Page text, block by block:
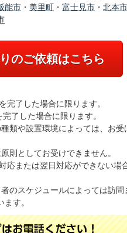
能市 ・ 美里町 ・ 富士見市 ・ 北本市
のご依頼はこちら
了した場合に限ります。
了した場合に限ります。
類や設置環境によっては、お受
則としてお受けできません。
応または翌日対応ができない場
のスケジュールによっては訪問
す。